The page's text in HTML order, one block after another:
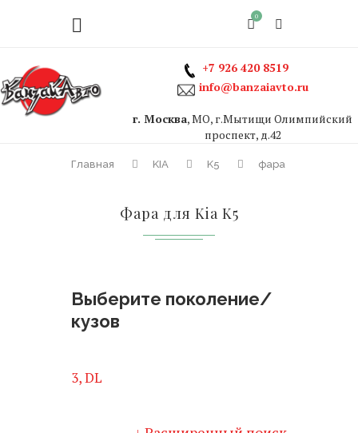
0
+7 926 420 8519
info@banzaiavto.ru
г. Москва, МО, г.Мытищи Олимпийский
проспект, д.42
Главная KIA K5 фара
Фара для Kia K5
Выберите поколение/
кузов
3, DL